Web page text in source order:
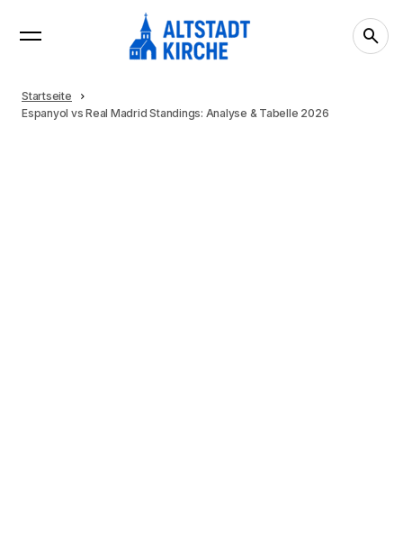
Startseite
Espanyol vs Real Madrid Standings: Analyse & Tabelle 2026